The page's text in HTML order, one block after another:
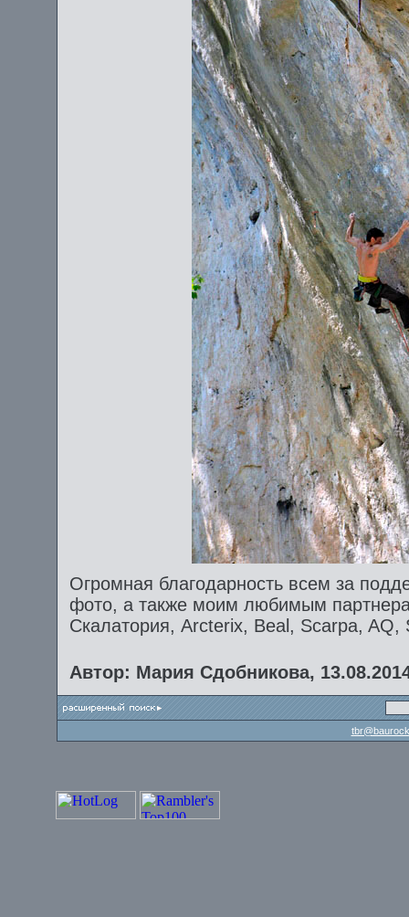
Огромная благодарность всем за
фото, а также моим любимым
Скалатория, Arcterix, Beal, Scarpa,
Автор: Мария Сдобникова,